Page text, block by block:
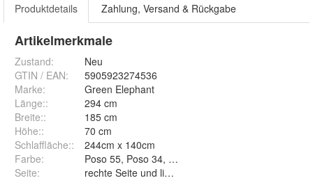
Produktdetails Zahlung, Versand & Rückgabe
Artikelmerkmale
Zustand:
Neu
GTIN / EAN:
5905923274536
Marke:
Green Elephant
Länge::
294 cm
Breite::
185 cm
Höhe::
70 cm
Schlaffläche::
244cm x 140cm
Farbe:
Seite: rechte Seite und linke Seite